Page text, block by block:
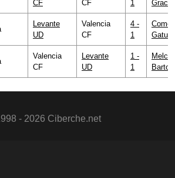
CF
CF
1
Gracia
Levante
UD
Valencia
CF
4 -
1
Valencia
CF
Levante
UD
1 -
1
- 2026 Ciberche.net